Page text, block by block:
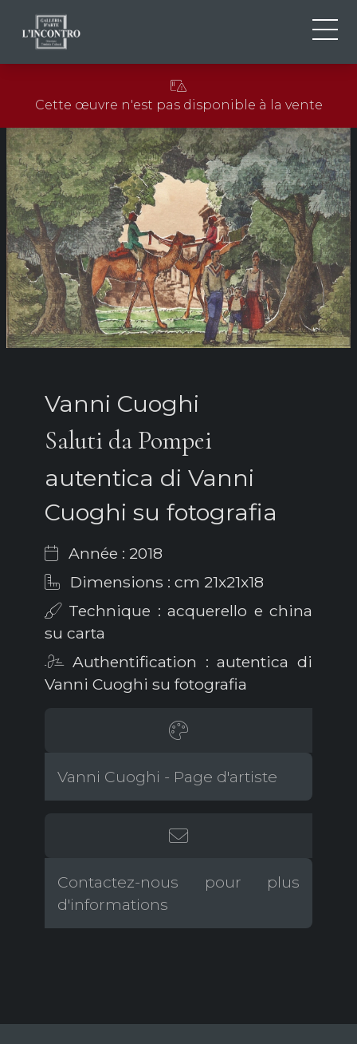
EN
FR
NEWS ED EVENTS
ARTISTES ET ŒUVRES
EXPOSITIONS
CONTACTS
Cette œuvre n'est pas disponible à la vente
Vanni Cuoghi
Saluti da Pompei
autentica di Vanni
Cuoghi su fotografia
Année : 2018
Dimensions : cm 21x21x18
Technique : acquerello e china
su carta
Authentification : autentica di
Vanni Cuoghi su fotografia
Vanni Cuoghi - Page d'artiste
Contactez-nous pour plus
d'informations